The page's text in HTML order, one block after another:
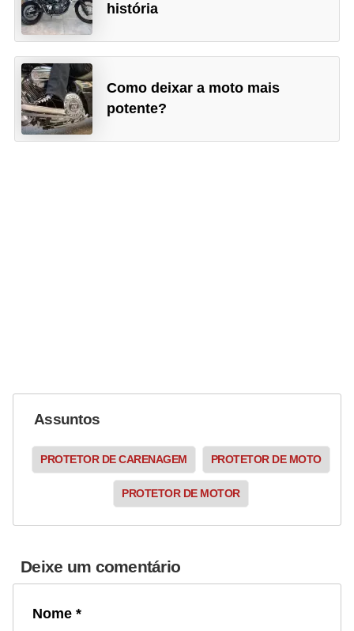
história
Como deixar a moto mais
potente?
Assuntos
PROTETOR DE CARENAGEM PROTETOR DE MOTO
PROTETOR DE MOTOR
Deixe um comentário
Nome *